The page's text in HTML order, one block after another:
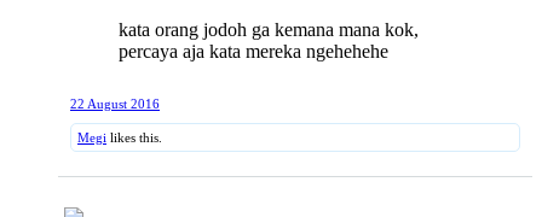
kata orang jodoh ga kemana mana kok,
percaya aja kata mereka ngehehehe
22 August 2016
Megi likes this.